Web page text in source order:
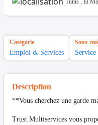
Tunis , El
Catégorie
Emploi & Services
Sous-
Service
Description
**Vous cherchez une garde
Trust Multiservices vous